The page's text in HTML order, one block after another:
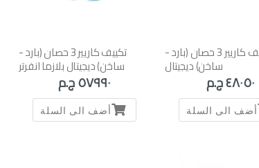
تكييف كاريير 3 حصان (بارد -
ساخن) ديجيتال
٤٨٠٥٠ ج.م
أضف الى السلة
تكييف كاريير 3 حصان (بارد -
ساخن) ديجيتال بلازما انفرتر
٥٧٩٩٠ ج.م
أضف الى السلة